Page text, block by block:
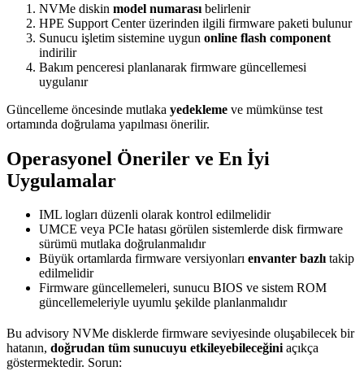
NVMe diskin model numarası belirlenir
HPE Support Center üzerinden ilgili firmware paketi bulunur
Sunucu işletim sistemine uygun online flash component
indirilir
Bakım penceresi planlanarak firmware güncellemesi
uygulanır
Güncelleme öncesinde mutlaka yedekleme ve mümkünse test
ortamında doğrulama yapılması önerilir.
Operasyonel Öneriler ve En İyi
Uygulamalar
IML logları düzenli olarak kontrol edilmelidir
UMCE veya PCIe hatası görülen sistemlerde disk firmware
sürümü mutlaka doğrulanmalıdır
Büyük ortamlarda firmware versiyonları envanter bazlıtakip
edilmelidir
Firmware güncellemeleri, sunucu BIOS ve sistem ROM
güncellemeleriyle uyumlu şekilde planlanmalıdır
Bu advisory NVMe disklerde firmware seviyesinde oluşabilecek bir
hatanın, doğrudan tüm sunucuyu etkileyebileceğini açıkça
göstermektedir. Sorun: